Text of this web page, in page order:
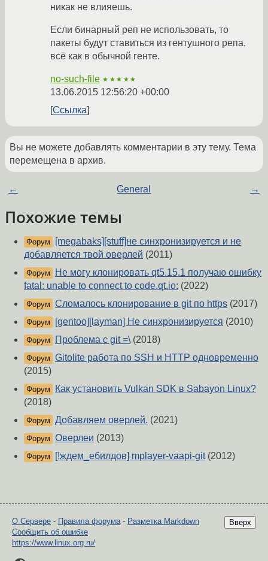
никак не влияешь.
Если бинарный реп не использовать, то
пакеты будут ставиться из гентушного репа,
всё как в обычной генте.
no-such-file ★★★★★
13.06.2015 12:56:20 +00:00
Ссылка
Вы не можете добавлять комментарии в эту тему. Тема
перемещена в архив.
← General →
Похожие темы
Форум
[megabaks][stuff]не синхронизируется и не
добавляется твой оверлей (2011)
Форум
Не могу клонировать qt5.15.1 получаю ошибку
fatal: unable to connect to code.qt.io: (2022)
Форум Сломалось клонирование в git по https (2017)
Форум [gentoo][layman] Не синхронизируется (2010)
Форум Проблема с git =\ (2018)
Форум Gitolite работа по SSH и HTTP одновременно
(2015)
Форум
Как установить Vulkan SDK в Sabayon Linux?
(2018)
Форум Добавляем оверлей. (2021)
Форум Оверлеи (2013)
Форум [!ждем_ебилдов] mplayer-vaapi-git(2012)
Вверх
О Сервере - Правила форума- Разметка Markdown
Сообщить об ошибке
https://www.linux.org.ru/